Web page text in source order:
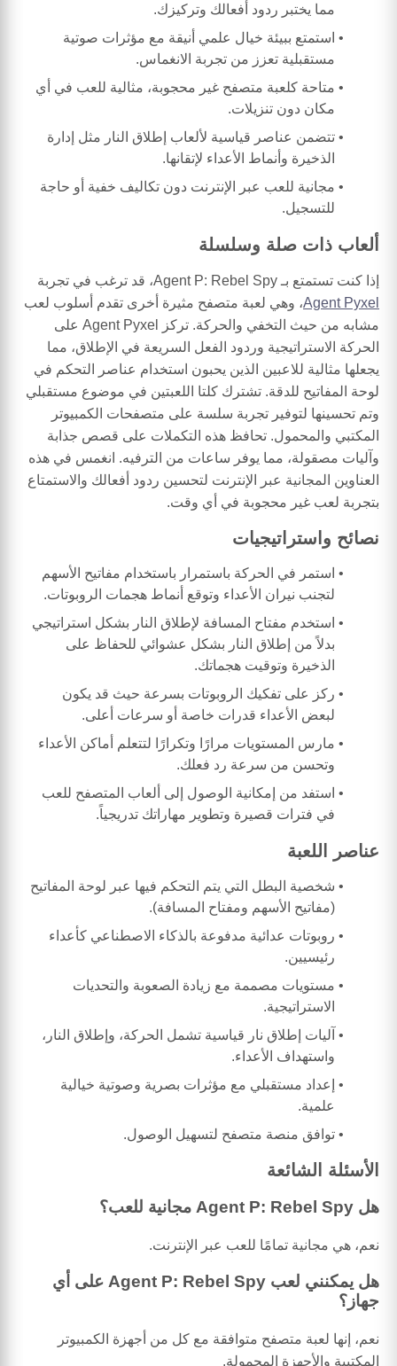
مما يختبر ردود أفعالك وتركيزك.
استمتع ببيئة خيال علمي أنيقة مع مؤثرات صوتية
مستقبلية تعزز من تجربة الانغماس.
متاحة كلعبة متصفح غير محجوبة، مثالية للعب في أي
مكان دون تنزيلات.
تتضمن عناصر قياسية لألعاب إطلاق النار مثل إدارة
الذخيرة وأنماط الأعداء لإتقانها.
مجانية للعب عبر الإنترنت دون تكاليف خفية أو حاجة
للتسجيل.
ألعاب ذات صلة وسلسلة
إذا كنت تستمتع بـ Agent P: Rebel Spy، قد ترغب في تجربة
Agent Pyxel، وهي لعبة متصفح مثيرة أخرى تقدم أسلوب لعب
مشابه من حيث التخفي والحركة. تركز Agent Pyxel على
الحركة الاستراتيجية وردود الفعل السريعة في الإطلاق، مما
يجعلها مثالية للاعبين الذين يحبون استخدام عناصر التحكم في
لوحة المفاتيح للدقة. تشترك كلتا اللعبتين في موضوع مستقبلي
وتم تحسينها لتوفير تجربة سلسة على متصفحات الكمبيوتر
المكتبي والمحمول. تحافظ هذه التكملات على قصص جذابة
وآليات مصقولة، مما يوفر ساعات من الترفيه. انغمس في هذه
العناوين المجانية عبر الإنترنت لتحسين ردود أفعالك والاستمتاع
بتجربة لعب غير محجوبة في أي وقت.
نصائح واستراتيجيات
استمر في الحركة باستمرار باستخدام مفاتيح الأسهم
لتجنب نيران الأعداء وتوقع أنماط هجمات الروبوتات.
استخدم مفتاح المسافة لإطلاق النار بشكل استراتيجي
بدلاً من إطلاق النار بشكل عشوائي للحفاظ على
الذخيرة وتوقيت هجماتك.
ركز على تفكيك الروبوتات بسرعة حيث قد يكون
لبعض الأعداء قدرات خاصة أو سرعات أعلى.
مارس المستويات مرارًا وتكرارًا لتتعلم أماكن الأعداء
وتحسن من سرعة رد فعلك.
استفد من إمكانية الوصول إلى ألعاب المتصفح للعب
في فترات قصيرة وتطوير مهاراتك تدريجياً.
عناصر اللعبة
شخصية البطل التي يتم التحكم فيها عبر لوحة المفاتيح
(مفاتيح الأسهم ومفتاح المسافة).
روبوتات عدائية مدفوعة بالذكاء الاصطناعي كأعداء
رئيسيين.
مستويات مصممة مع زيادة الصعوبة والتحديات
الاستراتيجية.
آليات إطلاق نار قياسية تشمل الحركة، وإطلاق النار،
واستهداف الأعداء.
إعداد مستقبلي مع مؤثرات بصرية وصوتية خيالية
علمية.
توافق منصة متصفح لتسهيل الوصول.
الأسئلة الشائعة
هل Agent P: Rebel Spy مجانية للعب؟
نعم، هي مجانية تمامًا للعب عبر الإنترنت.
هل يمكنني لعب Agent P: Rebel Spy على أي
جهاز؟
نعم، إنها لعبة متصفح متوافقة مع كل من أجهزة الكمبيوتر
المكتبية والأجهزة المحمولة.